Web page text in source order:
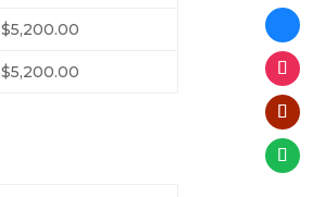
$5,200.00
$5,200.00